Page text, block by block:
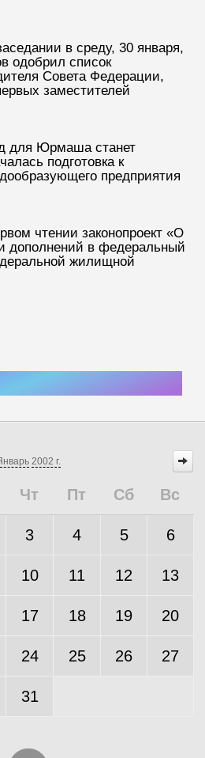
в среду, 30 января,
одобрил список
Совета Федерации,
заместителей
для Юрмаша станет
подготовка к
предприятия
чтении законопроект «О
дополнений в федеральный
жилищной
2002 г.
Чт Пт Сб Вс
3 4 5 6
10 11 12 13
17 18 19 20
24 25 26 27
31